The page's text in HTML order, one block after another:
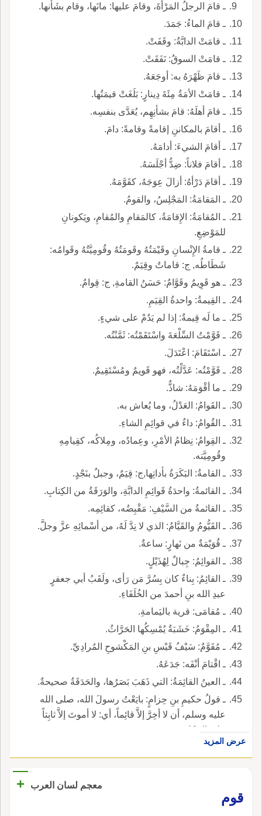
ـ قامَ الرجلُ المَرْأةَ، وقامَ عليها: مانَها، وقام بشَأْنها.
ـ قامَ الماءُ: جَمَدَ.
ـ قامَتْ الدابَّةُ: وقَفَتْ.
ـ قامَتْ السوقُ: نَفَقَتْ.
ـ قامَ ظَهْرَهُ به: أوجَعَهُ.
ـ قامَتْ الأمَةُ مِئَةَ دِينارٍ: بَلَغَتْ قيمَتُها.
ـ قامَ أهلَهُ: قامَ بشأنِهِم، يُعَدَّى بنفسِه.
ـ أقامَ بالمكاننِ إقامةً وقامةً: دامَ.
ـ أقامَ الشيءَ: أدامَهُ.
ـ أقامَ فلاناً: ضِدُّ أجْلَسَهُ.
ـ أقامَ دَرْأهُ: أزالَ عِوَجَهُ، كقَوَّمَهُ.
ـ المَقامَةُ: المَجْلِسُ، والقومُ.
ـ المُقامَةُ: الإِقامَةُ، كالمَقامِ والمُقامِ، ويَكونانِ
للمَوْضِعِ.
ـ قامةُ الإِنْسانِ وقَيْمَتُهُ وقَومَتُهُ وقُومِيَّتُهُ وقَوامُه:
شَطَاطُه, ج: قاماتٌ وقِيَمٌ.
ـ هو قَوِيمٌ وقَوَّامٌ: حَسَنُ القامةِ, ج: قِوامٌ.
ـ القِيمةُ: واحدةُ القِيَمِ.
ـ ما لَه قِيمةٌ: إذا لم يَدُمْ على شيءٍ.
ـ قَوَّمْتُ السِّلْعَةَ واسْتَقَمْتُه: ثَمَّنْتُه.
ـ اسْتَقَامَ: اعْتَدَلَ.
ـ قَوَّمْتُه: عَدَّلْتُه، فهو قَويمٌ ومُسْتَقِيمٌ.
ـ ما أقْوَمَهُ: شاذٌّ.
ـ القَوامُ: العَدْلُ، وما يُعاش به.
ـ القُوامُ: داءٌ في قوائِمِ الشاءِ.
ـ القِوامُ: نِظامُ الأمْرِ، وعِمادُه، ومِلاكُه، كقِيامِهِ
وقُومِيَّته.
ـ القامةُ: البَكَرَةُ بأداتِها,ج: قِيَمٌ، وجبلٌ بنَجْدٍ.
ـ القائمةُ: واحدَةُ قَوائِمِ الدابَّةِ، والوَرَقَةُ من الكِتابِ.
ـ القائمةُ من السَّيْفِ: مَقْبِضُه، كقائِمِه.
ـ القَيُّومُ والقَيَّامُ: الذي لا نِدَّ لَهُ، من أسْمائِهِ عزَّ وجلَّ.
ـ قُوَيْمَةٌ من نَهارٍ: ساعةٌ.
ـ القوائِمُ: جِبالٌ لِهُذَيْلٍ.
ـ القائِمُ: بِناءٌ كان بِسُرَّ مَن رَأى، ولَقَبُ أبي جعفرٍ
عبدِ الله بنِ أحمدَ من الخُلَفَاءِ.
ـ مُقامَى: قرية باليَمامةِ.
ـ المِقْوَمُ: خَشَبَةٌ يُمْسِكُها الحَرَّاثُ.
ـ مُقَوَّمٌ: سَيْفُ قَيْسِ بنِ المَكْشوحِ المُرادِيِّ.
ـ اقْتامَ أنْفَه: جَدَعَهُ.
ـ العينُ القائِمَةُ: التي ذَهَبَ بَصَرُها، والحَدَقَةُ صحيحةٌ.
ـ قولُ حكيمِ بنِ حِزامٍ: بايَعْتُ رسولَ الله، صلى الله
عليه وسلم، أن لا أخِرَّ إلاَّ قائِماً، أي: لا أموتَ إلاَّ ثابِتاً
على الإِسْلامِ.
عرض المزيد
معجم لسان العرب
+
قوم